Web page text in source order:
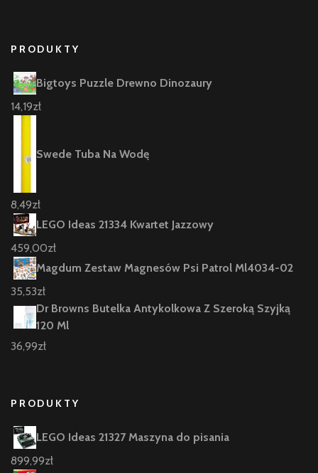
PRODUKTY
Bigtoys Puzzle Drewno Dinozaury
14,19zł
Swede Tuba Na Wodę
8,49zł
LEGO Ideas 21334 Kwartet Jazzowy
459,00zł
Magdum Zestaw Magnesów Psi Patrol Ml4034-02
35,53zł
Dr Browns Butelka Antykolkowa Z Szeroką Szyjką
120 Ml
36,99zł
PRODUKTY
LEGO Ideas 21327 Maszyna do pisania
899,99zł